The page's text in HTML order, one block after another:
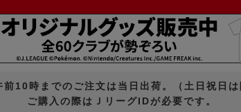
前10時までのご注文は当日出荷。（土日祝日は
ご購入の際はＪリーグIDが必要です。